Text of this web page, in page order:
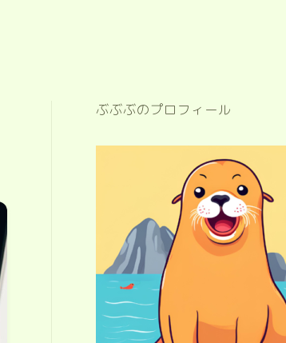
ぶぶぶのプロフィール